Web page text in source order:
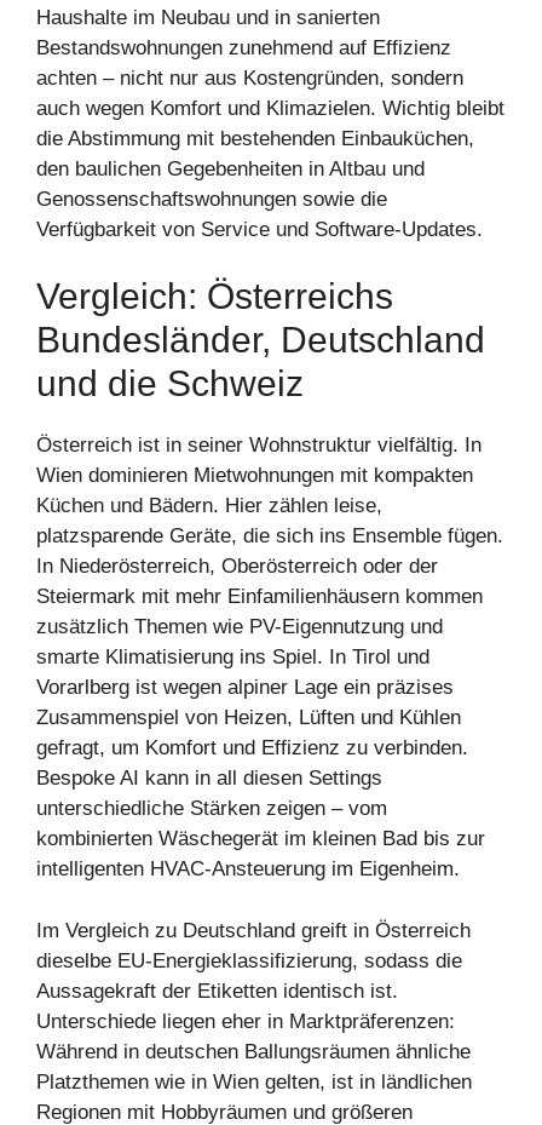
Haushalte im Neubau und in sanierten
Bestandswohnungen zunehmend auf Effizienz
achten – nicht nur aus Kostengründen, sondern
auch wegen Komfort und Klimazielen. Wichtig bleibt
die Abstimmung mit bestehenden Einbauküchen,
den baulichen Gegebenheiten in Altbau und
Genossenschaftswohnungen sowie die
Verfügbarkeit von Service und Software-Updates.
Vergleich: Österreichs
Bundesländer, Deutschland
und die Schweiz
Österreich ist in seiner Wohnstruktur vielfältig. In
Wien dominieren Mietwohnungen mit kompakten
Küchen und Bädern. Hier zählen leise,
platzsparende Geräte, die sich ins Ensemble fügen.
In Niederösterreich, Oberösterreich oder der
Steiermark mit mehr Einfamilienhäusern kommen
zusätzlich Themen wie PV-Eigennutzung und
smarte Klimatisierung ins Spiel. In Tirol und
Vorarlberg ist wegen alpiner Lage ein präzises
Zusammenspiel von Heizen, Lüften und Kühlen
gefragt, um Komfort und Effizienz zu verbinden.
Bespoke AI kann in all diesen Settings
unterschiedliche Stärken zeigen – vom
kombinierten Wäschegerät im kleinen Bad bis zur
intelligenten HVAC-Ansteuerung im Eigenheim.
Im Vergleich zu Deutschland greift in Österreich
dieselbe EU-Energieklassifizierung, sodass die
Aussagekraft der Etiketten identisch ist.
Unterschiede liegen eher in Marktpräferenzen:
Während in deutschen Ballungsräumen ähnliche
Platzthemen wie in Wien gelten, ist in ländlichen
Regionen mit Hobbyräumen und größeren